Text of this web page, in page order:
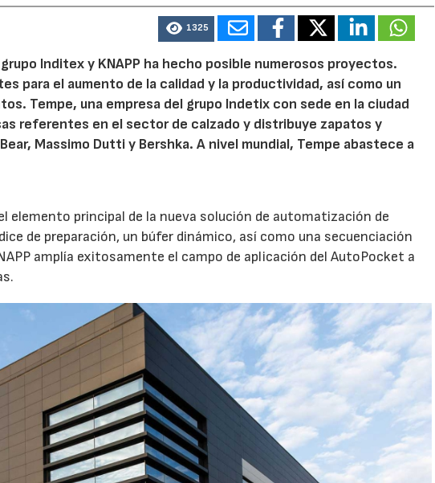
1325
Inditex y KNAPP ha hecho posible numerosos proyectos.
para el aumento de la calidad y la productividad, así como un
Tempe, una empresa del grupo Indetix con sede en la ciudad
referentes en el sector de calzado y distribuye zapatos y
Massimo Dutti y Bershka. A nivel mundial, Tempe abastece a
elemento principal de la nueva solución de automatización de
de preparación, un búfer dinámico, así como una secuenciación
amplía exitosamente el campo de aplicación del AutoPocket a